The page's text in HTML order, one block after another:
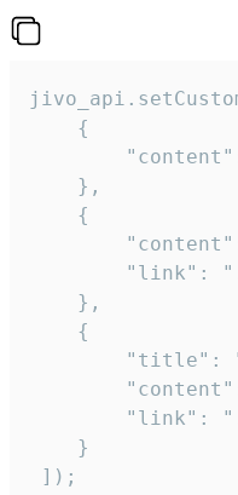
    {
    },
    {
"link":
    },
    {
"title":
"link":
    }
]);